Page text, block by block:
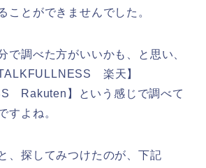
ことができませんでした。
で調べた方がいいかも、と思い、
楽天】
Rakuten】という感じで調べて
すよね。
、探してみつけたのが、下記